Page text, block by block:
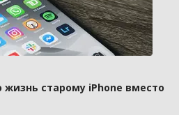
жизнь старому iPhone вместо